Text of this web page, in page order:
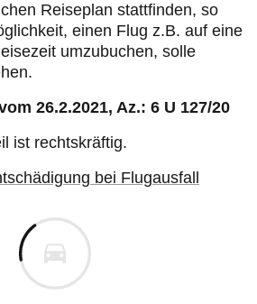
Reiseplan stattfinden, so
einen Flug z.B. auf eine
umzubuchen, solle
26.2.2021, Az.: 6 U 127/20
ist rechtskräftig.
bei Flugausfall